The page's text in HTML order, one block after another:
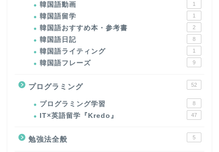
韓国語動画 1
韓国語留学 1
韓国語おすすめ本・参考書 2
韓国語日記 8
韓国語ライティング 1
韓国語フレーズ 9
プログラミング 52
プログラミング学習 8
IT×英語留学『Kredo』 47
勉強法全般 5